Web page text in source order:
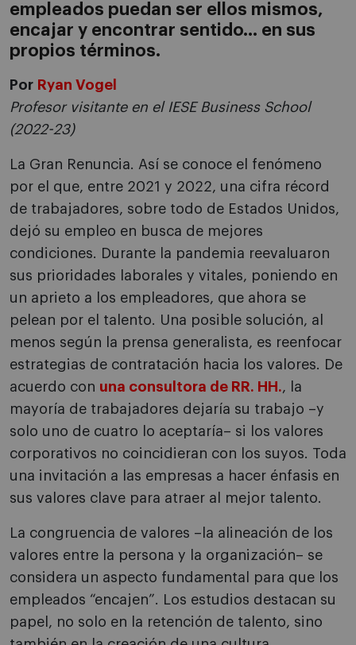
empleados puedan ser ellos mismos,
encajar y encontrar sentido… en sus
propios términos.
Por Ryan Vogel
Profesor visitante en el IESE Business School
(2022-23)
La Gran Renuncia. Así se conoce el fenómeno
por el que, entre 2021 y 2022, una cifra récord
de trabajadores, sobre todo de Estados Unidos,
dejó su empleo en busca de mejores
condiciones. Durante la pandemia reevaluaron
sus prioridades laborales y vitales, poniendo en
un aprieto a los empleadores, que ahora se
pelean por el talento. Una posible solución, al
menos según la prensa generalista, es reenfocar
estrategias de contratación hacia los valores. De
acuerdo con una consultora de RR. HH., la
mayoría de trabajadores dejaría su trabajo –y
solo uno de cuatro lo aceptaría– si los valores
corporativos no coincidieran con los suyos. Toda
una invitación a las empresas a hacer énfasis en
sus valores clave para atraer al mejor talento.
La congruencia de valores –la alineación de los
valores entre la persona y la organización– se
considera un aspecto fundamental para que los
empleados “encajen”. Los estudios destacan su
papel, no solo en la retención de talento, sino